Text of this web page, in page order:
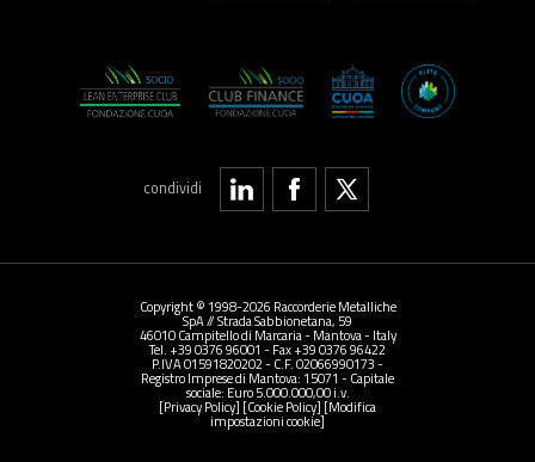
condividi
Copyright © 1998-2026 Raccorderie Metalliche
SpA // Strada Sabbionetana, 59
46010 Campitello di Marcaria - Mantova - Italy
Tel. +39 0376 96001 - Fax +39 0376 96422
P.IVA 01591820202 - C.F. 02066990173 -
Registro Imprese di Mantova: 15071 - Capitale
sociale: Euro 5.000.000,00 i.v.
[Privacy Policy] [Cookie Policy] [Modifica
impostazioni cookie]